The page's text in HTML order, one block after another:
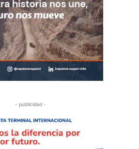
- publicidad -